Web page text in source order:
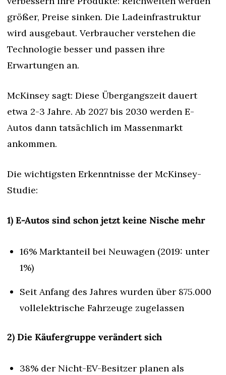
größer, Preise sinken. Die Ladeinfrastruktur
wird ausgebaut. Verbraucher verstehen die
Technologie besser und passen ihre
Erwartungen an.
McKinsey sagt: Diese Übergangszeit dauert
etwa 2-3 Jahre. Ab 2027 bis 2030 werden E-
Autos dann tatsächlich im Massenmarkt
ankommen.
Die wichtigsten Erkenntnisse der McKinsey-
Studie:
1) E-Autos sind schon jetzt keine Nische mehr
16% Marktanteil bei Neuwagen (2019: unter
1%)
Seit Anfang des Jahres wurden über 875.000
vollelektrische Fahrzeuge zugelassen
2) Die Käufergruppe verändert sich
38% der Nicht-EV-Besitzer planen als